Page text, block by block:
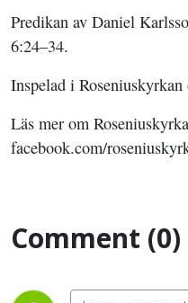
Predikan av Daniel
6:24–34.
Inspelad i
Läs mer om
facebook.com/
Comment (0)